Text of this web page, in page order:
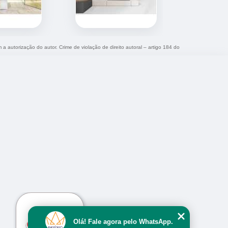
autorização do autor. Crime de violação de direito autoral – artigo 184 do
Olá! Fale agora pelo WhatsApp.